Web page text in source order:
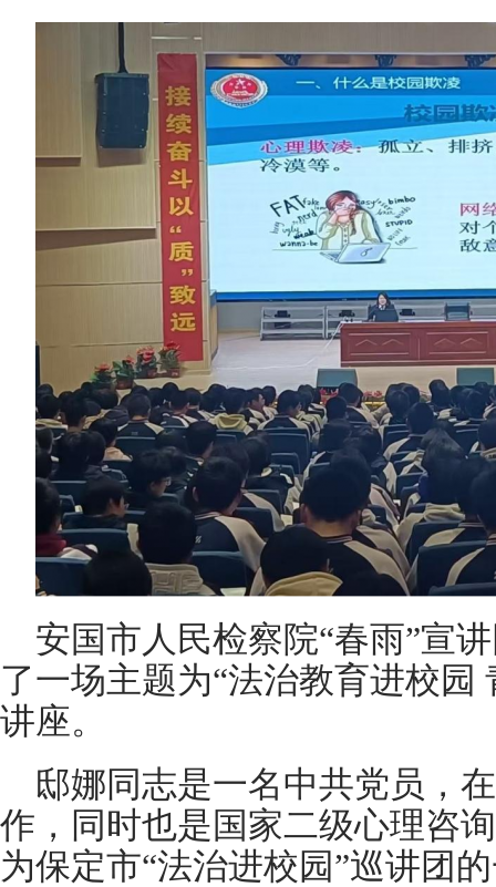
安国市人民检察院“春雨”宣
了一场主题为“法治教育进校园
讲座。
邸娜同志是一名中共党员，
作，同时也是国家二级心理咨
为保定市“法治进校园”巡讲团